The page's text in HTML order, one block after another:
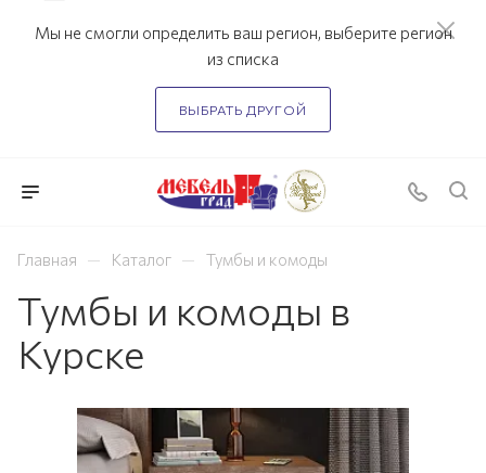
Мы не смогли определить ваш регион, выберите регион
из списка
ВЫБРАТЬ ДРУГОЙ
Главная — Каталог — Тумбы и комоды
Тумбы и комоды в
Курске